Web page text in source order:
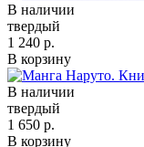
В наличии
твердый
1 240 р.
В корзину
В наличии
твердый
1 650 р.
В корзину